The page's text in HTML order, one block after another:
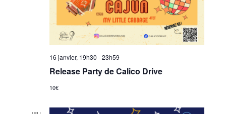
16 janvier, 19h30 -23h59
Release Party de Calico Drive
10€